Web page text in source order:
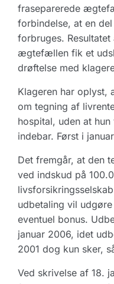
fraseparerede
forbindelse, at en
forbruges.
ægtefællen fik et
drøftelse med
Klageren har oplyst,
om tegning af
hospital, uden at
indebar. Først i
Det fremgår, at den
ved indskud på
udbetaling vil udgøre
eventuel bonus.
januar 2006, idet
2001 dog kun sker,
Ved skrivelse af 18.